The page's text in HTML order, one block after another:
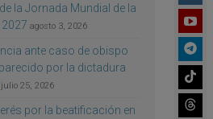
la Jornada Mundial de la
agosto 3, 2026
ante caso de obispo
por la dictadura
julio 25, 2026
por la beatificación en